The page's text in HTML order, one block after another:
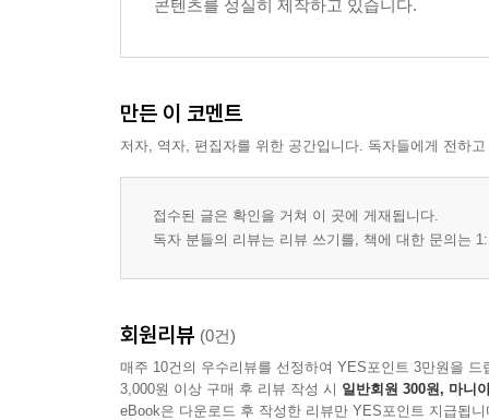
관객의 시선이 머무는 지점
입장과 퇴장의 흐름 구성
공간의 전후좌우가 주는 인식 차이
4장 장면 구성을 위한 공간 조직
비례와 균형을 고려한 배치
비어 있는 공간의 활용 방식
장면 전환을 염두에 둔 구성
공간의 반복과 대비를 통한 구성감
콘텐츠를 성실히 제작하고 있습니다.
만든 이 코멘트
저자, 역자, 편집자를 위한 공간입니다. 독자들에게 전하
접수된 글은 확인을 거쳐 이 곳에 게재됩니다.
독자 분들의 리뷰는 리뷰 쓰기를, 책에 대한 문의는
회원리뷰 (0건)
매주 10건의 우수리뷰를 선정하여 YES포인트 3만원을 드
3,000원 이상 구매 후 리뷰 작성 시 일반회원 300원, 마니
eBook은 다운로드 후 작성한 리뷰만 YES포인트 지급됩니